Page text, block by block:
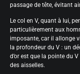
passage de tête, évitant
Le col en V, quant à lui,
particulièrement aux
imposante, car il allonge
la profondeur du V : un
d’or est que la pointe du
des aisselles.